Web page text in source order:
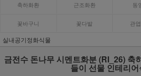
축하화환 근조화환 동
꽃바구니 꽃다발 관
실내공기정화식물
금전수 돈나무 시멘트화분 (RI_26) 축
들이 선물 인테리